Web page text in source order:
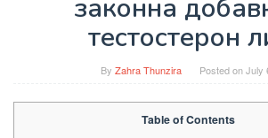
законна
тестостерон
By Zahra Thunzira Posted onJuly
Table of Contents